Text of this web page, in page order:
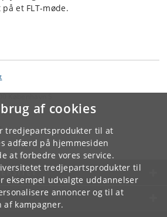
af cookies
tredjepartsprodukter til at
adfærd på hjemmesiden
at forbedre vores service.
tredjepartsprodukter til
eksempel udvalgte uddannelser
annoncer og til at
af kampagner.
et FLT-møde.